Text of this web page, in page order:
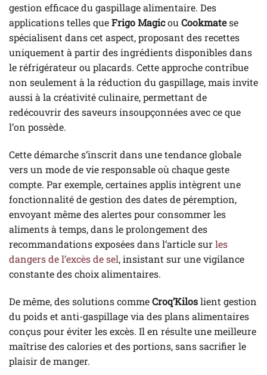
gestion efficace du gaspillage alimentaire. Des
applications telles queFrigo Magicou Cookmatese
spécialisent dans cet aspect, proposant des recettes
uniquement à partir des ingrédients disponibles dans
le réfrigérateur ou placards. Cette approche contribue
non seulement à la réduction du gaspillage, mais invite
aussi à la créativité culinaire, permettant de
redécouvrir des saveurs insoupçonnées avec ce que
l’on possède.
Cette démarche s’inscrit dans une tendance globale
vers un mode de vie responsable où chaque geste
compte. Par exemple, certaines applis intègrent une
fonctionnalité de gestion des dates de péremption,
envoyant même des alertes pour consommer les
aliments à temps, dans le prolongement des
recommandations exposées dans l’article surles
dangers de l’excès de sel, insistant sur une vigilance
constante des choix alimentaires.
De même, des solutions commeCroq’Kiloslient gestion
du poids et anti-gaspillage via des plans alimentaires
conçus pour éviter les excès. Il en résulte une meilleure
maîtrise des calories et des portions, sans sacrifier le
plaisir de manger.